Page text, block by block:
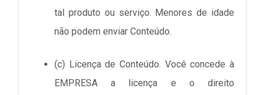
tal produto ou serviço. Menores de idade
não podem enviar Conteúdo.
(c) Licença de Conteúdo. Você concede à
EMPRESA a licença e o direito